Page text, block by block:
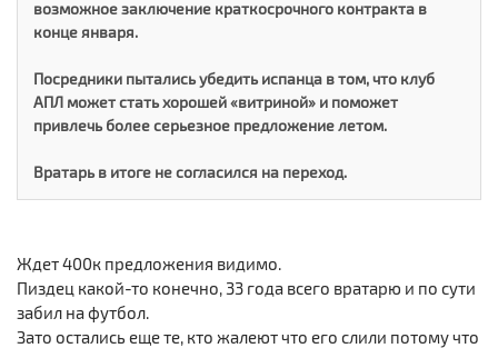
возможное заключение краткосрочного контракта в
конце января.
Посредники пытались убедить испанца в том, что клуб
АПЛ может стать хорошей «витриной» и поможет
привлечь более серьезное предложение летом.
Вратарь в итоге не согласился на переход.
Ждет 400к предложения видимо.
Пиздец какой-то конечно, 33 года всего вратарю и по сути
забил на футбол.
Зато остались еще те, кто жалеют что его слили потому что